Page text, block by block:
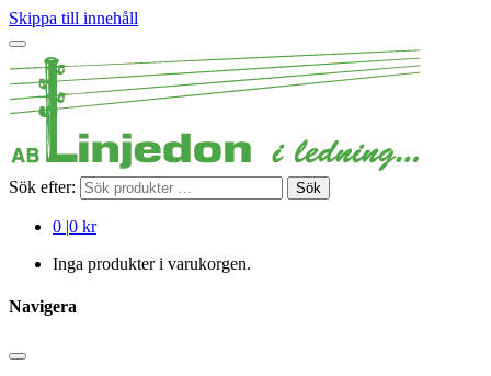
Skippa till innehåll
Sök efter: Sök
0 |0 kr
Inga produkter i varukorgen.
Navigera